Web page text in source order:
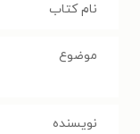
نام کتاب
موضوع
نویسنده